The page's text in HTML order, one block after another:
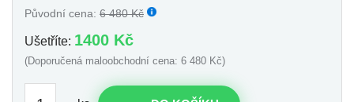
Původní cena: 6 480 Kč
Ušetříte: 1400 Kč
(Doporučená maloobchodní cena: 6 480 Kč)